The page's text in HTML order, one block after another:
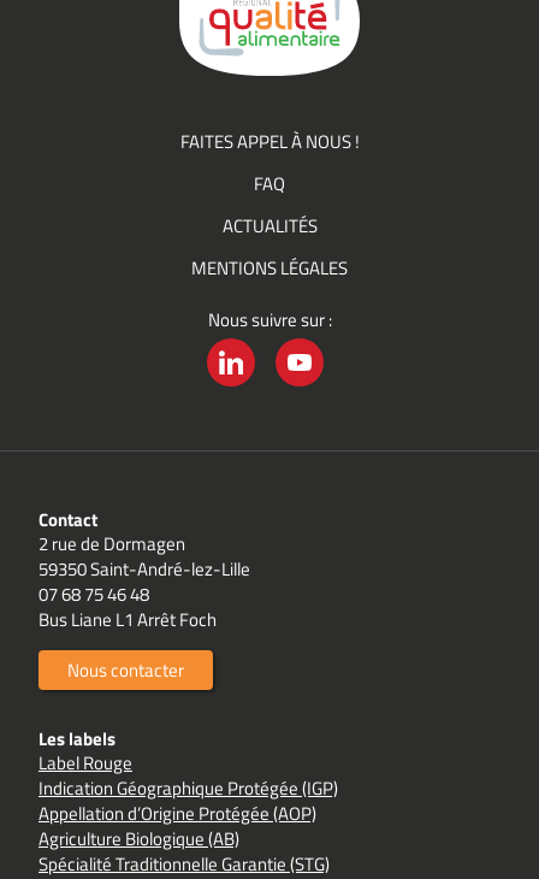
FAITES APPEL À NOUS !
FAQ
ACTUALITÉS
MENTIONS LÉGALES
Nous suivre sur :
Contact
2 rue de Dormagen
59350 Saint-André-lez-Lille
07 68 75 46 48
Bus Liane L1 Arrêt Foch
Nous contacter
Les labels
Label Rouge
Indication Géographique Protégée (IGP)
Appellation d’Origine Protégée (AOP)
Agriculture Biologique (AB)
Spécialité Traditionnelle Garantie (STG)